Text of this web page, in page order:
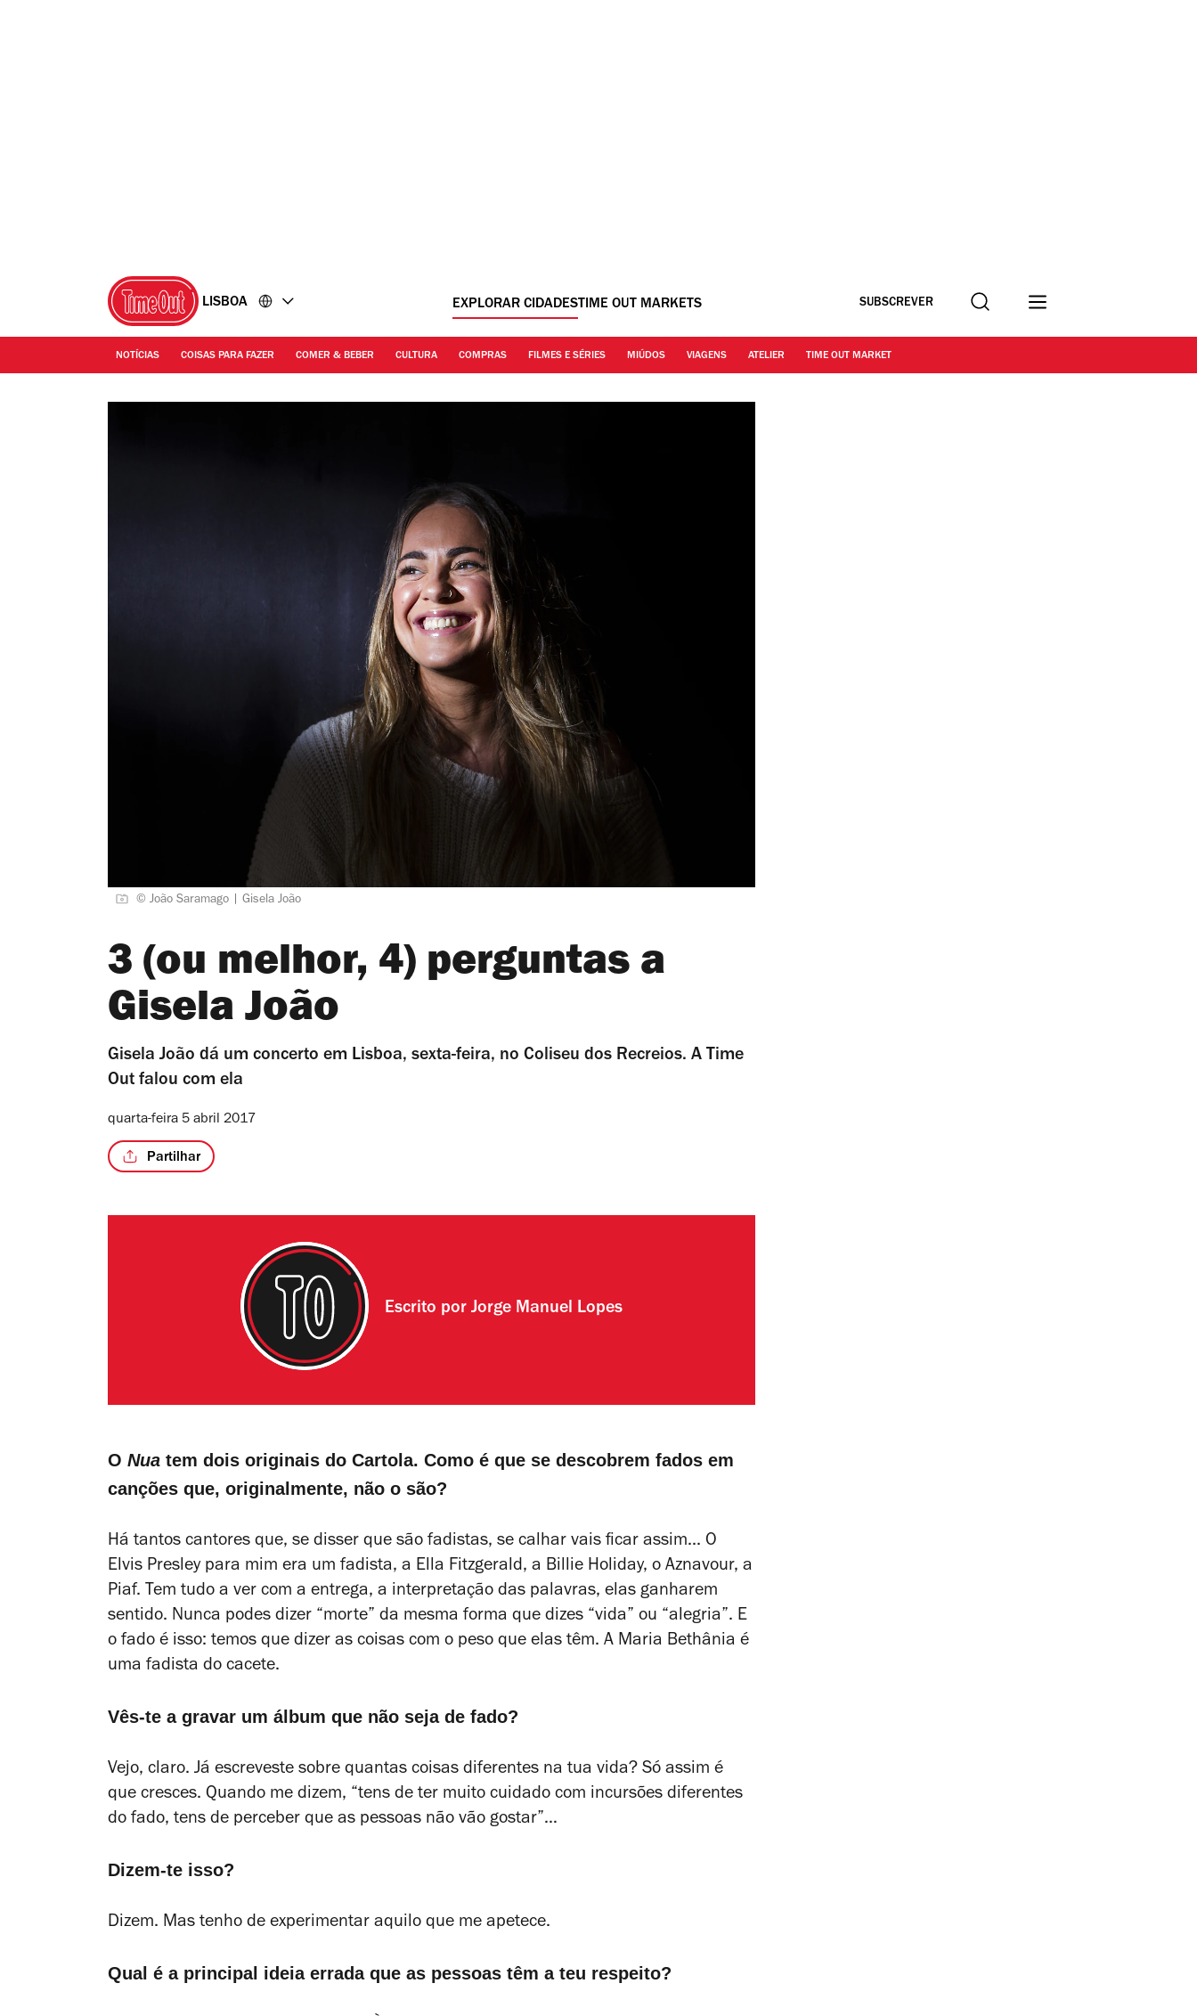
LISBOA EXPLORAR CIDADESTIME OUT MARKETS SUBSCREVER Procurar
NOTÍCIAS COISAS PARA FAZER COMER & BEBER CULTURA COMPRAS FILMES E SÉRIES MIÚDOS VIAGENS ATELIER TIME OUT MARKET
© João Saramago | Gisela João
3 (ou melhor, 4) perguntas a
Gisela João
Gisela João dá um concerto em Lisboa, sexta-feira, no Coliseu dos Recreios. A Time
Out falou com ela
quarta-feira 5 abril 2017
Partilhar
Escrito por Jorge Manuel Lopes
O Nua tem dois originais do Cartola. Como é que se descobrem fados em
canções que, originalmente, não o são?
Há tantos cantores que, se disser que são fadistas, se calhar vais ficar assim... O
Elvis Presley para mim era um fadista, a Ella Fitzgerald, a Billie Holiday, o Aznavour, a
Piaf. Tem tudo a ver com a entrega, a interpretação das palavras, elas ganharem
sentido. Nunca podes dizer “morte” da mesma forma que dizes “vida” ou “alegria”. E
o fado é isso: temos que dizer as coisas com o peso que elas têm. A Maria Bethânia é
uma fadista do cacete.
Vês-te a gravar um álbum que não seja de fado?
Vejo, claro. Já escreveste sobre quantas coisas diferentes na tua vida? Só assim é
que cresces. Quando me dizem, “tens de ter muito cuidado com incursões diferentes
do fado, tens de perceber que as pessoas não vão gostar”…
Dizem-te isso?
Dizem. Mas tenho de experimentar aquilo que me apetece.
Qual é a principal ideia errada que as pessoas têm a teu respeito?